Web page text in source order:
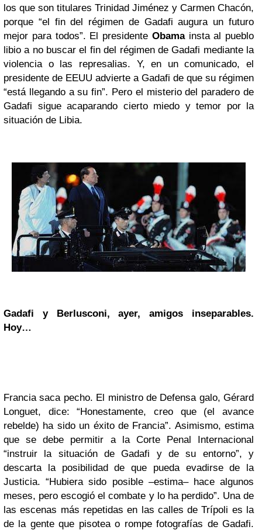
los que son titulares Trinidad Jiménez y Carmen Chacón,
porque “el fin del régimen de Gadafi augura un futuro
mejor para todos”. El presidente Obamainsta al pueblo
libio a no buscar el fin del régimen de Gadafi mediante la
violencia o las represalias. Y, en un comunicado, el
presidente de EEUU advierte a Gadafi de que su régimen
“está llegando a su fin”. Pero el misterio del paradero de
Gadafi sigue acaparando cierto miedo y temor por la
situación de Libia.
Gadafi y Berlusconi, ayer, amigos inseparables.
Hoy…
Francia saca pecho. El ministro de Defensa galo, Gérard
Longuet, dice: “Honestamente, creo que (el avance
rebelde) ha sido un éxito de Francia”. Asimismo, estima
que se debe permitir a la Corte Penal Internacional
“instruir la situación de Gadafi y de su entorno”, y
descarta la posibilidad de que pueda evadirse de la
Justicia. “Hubiera sido posible –estima– hace algunos
meses, pero escogió el combate y lo ha perdido”. Una de
las escenas más repetidas en las calles de Trípoli es la
de la gente que pisotea o rompe fotografías de Gadafi.